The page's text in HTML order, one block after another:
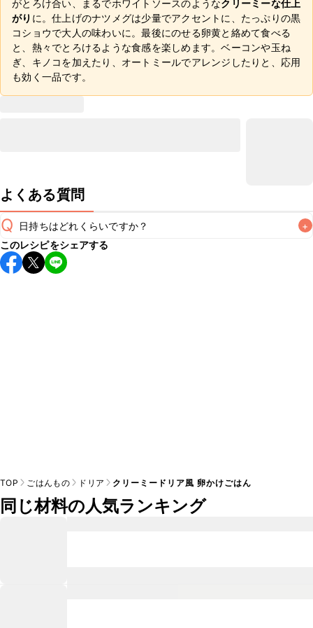
がとろけ合い、まるでホワイトソースのようなクリーミーな仕上
がり に。仕上げのナツメグは少量でアクセントに、たっぷりの黒
コショウで大人の味わいに。最後にのせる卵黄と絡めて食べる
と、熱々でとろけるような食感を楽しめます。ベーコンや玉ね
ぎ、キノコを加えたり、オートミールでアレンジしたりと、応用
も効く一品です。
よくある質問
Q 日持ちはどれくらいですか？ +
こちらのレシピは出来たてをお召し上がりいただくことをお
すすめします。
このレシピをシェアする
TOP ごはんもの ドリア クリーミードリア風 卵かけごはん
同じ材料の人気ランキング